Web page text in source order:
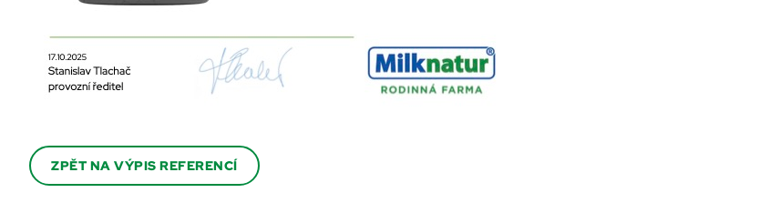
ZPĚT NA VÝPIS REFERENCÍ